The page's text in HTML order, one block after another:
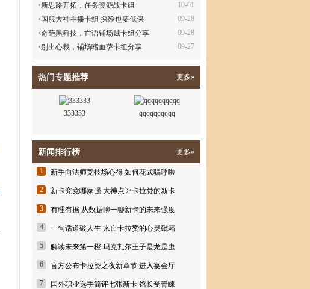
推…
10-01
新思路开拓，任务资源战卡组
09-28
国服大神主播卡组 探险也要低保
09-28
奇葩黑科技，亡语铺场贼卡组分享
09-27
别出心裁，铺场嗜血萨卡组分享
热门专题推荐 更多»
333333 qqqqqqqqqq
新闻排行榜 更多»
1 新手向法师竞技场心得 如何花式骗呼啦
2 新卡究竟哪家强 大神点评卡拉赞的新卡
3 有理有据 从数据聊一聊新卡的未来强度
4 一句话道破人生 来自卡拉赞的心灵砒霜
5 解读未来第一橙 玛克扎尔王子是龙是虫
6 官方公布卡拉赞之夜新章节 进入宴会厅
7 国外职业选手简评七张新卡 馆长受青睐